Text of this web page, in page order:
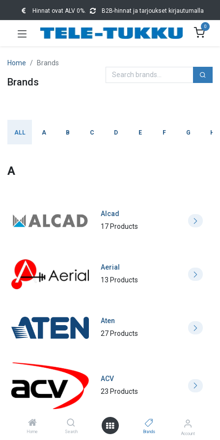
Home Search Brands Account
Hinnat ovat ALV 0%. B2B-hinnat ja tarjoukset kirjautumalla
0
Home Brands
Brands
ALL A B C D E F G H
A
Alcad
17 Products
Aerial
13 Products
Aten
27 Products
ACV
23 Products
Amphenol